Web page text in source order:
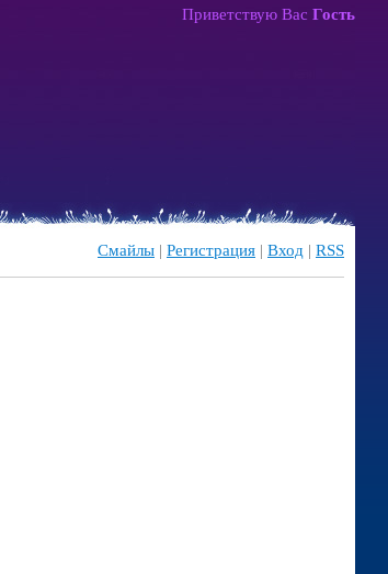
Приветствую Вас Гость
Смайлы | Регистрация | Вход | RSS